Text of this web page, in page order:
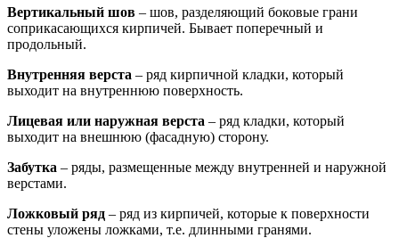
Вертикальный шов – шов, разделяющий боковые грани
соприкасающихся кирпичей. Бывает поперечный и
продольный.
Внутренняя верста – ряд кирпичной кладки, который
выходит на внутреннюю поверхность.
Лицевая или наружная верста – ряд кладки, который
выходит на внешнюю (фасадную) сторону.
Забутка – ряды, размещенные между внутренней и наружной
верстами.
Ложковый ряд – ряд из кирпичей, которые к поверхности
стены уложены ложками, т.е. длинными гранями.